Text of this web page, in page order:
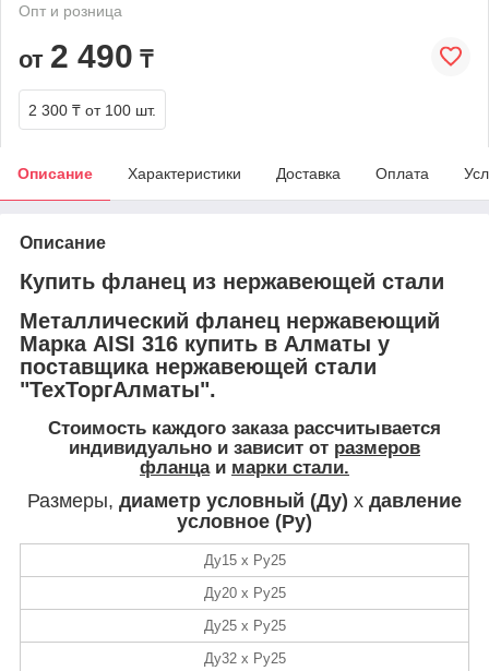
Опт и розница
от 2 490 ₸
2 300 ₸ от 100 шт.
Описание Характеристики Доставка Оплата
Описание
Купить фланец из нержавеющей стали
Металлический фланец нержавеющий
Марка AISI 316 купить в Алматы у
поставщика нержавеющей стали
"ТехТоргАлматы".
Стоимость каждого заказа рассчитывается
индивидуально и зависит от размеров
фланцаи марки стали.
Размеры, диаметр условный (Ду) х давление
условное (Ру)
Ду15 х Ру25
Ду20 х Ру25
Ду25 х Ру25
Ду32 х Ру25